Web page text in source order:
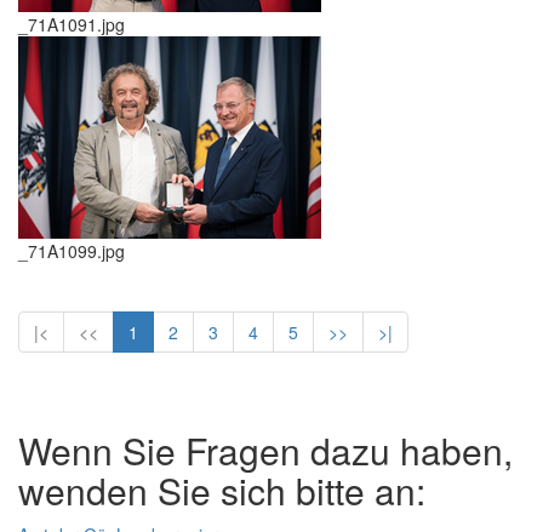
_71A1091.jpg
_71A1099.jpg
|< << 1 2 3 4 5 >> >|
Wenn Sie Fragen dazu haben,
wenden Sie sich bitte an: